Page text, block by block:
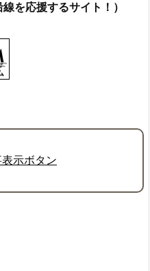
を応援するサイト！）
示ボタン